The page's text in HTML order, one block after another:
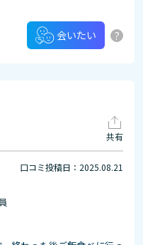
会いたい ?
共有
口コミ投稿日：2025.08.21